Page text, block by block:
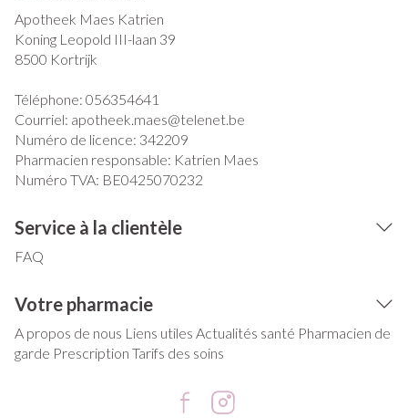
Apotheek Maes Katrien
Koning Leopold III-laan 39
8500 Kortrijk
Téléphone: 056354641
Courriel: apotheek.maes@telenet.be
Numéro de licence: 342209
Pharmacien responsable: Katrien Maes
Numéro TVA: BE0425070232
Service à la clientèle
FAQ
Votre pharmacie
A propos de nous Liens utiles Actualités santé Pharmacien de
garde Prescription Tarifs des soins